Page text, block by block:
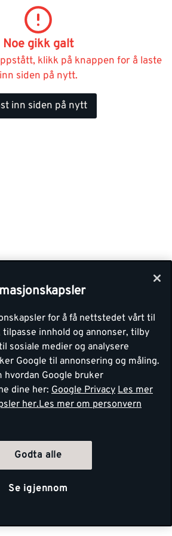
Noe gikk galt
klikk på knappen for å laste
inn siden på nytt.
inn siden på nytt
for å få nettstedet vårt til
innhold og annonser, tilby
sosiale medier og analysere
Google til annonsering og måling.
hvordan Google bruker
dine her: Google Privacy Les mer
her.Les mer om personvern
Godta alle
Se igjennom